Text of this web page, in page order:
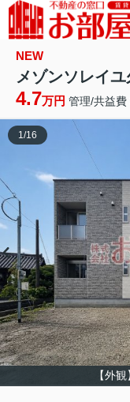
NEW
メゾンソレイ
4.7万円 管理/共益費
【外
1/16